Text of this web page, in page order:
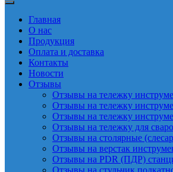
Главная
О нас
Продукция
Оплата и доставка
Контакты
Новости
Отзывы
Отзывы на тележку
Отзывы на тележку
Отзывы на тележку
Отзывы на тележку для
Отзывы на столярные
Отзывы на верстак
Отзывы на PDR (ПДР)
Отзывы на стульчик